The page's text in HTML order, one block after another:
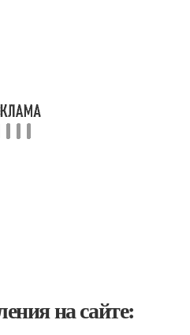
на сайте: